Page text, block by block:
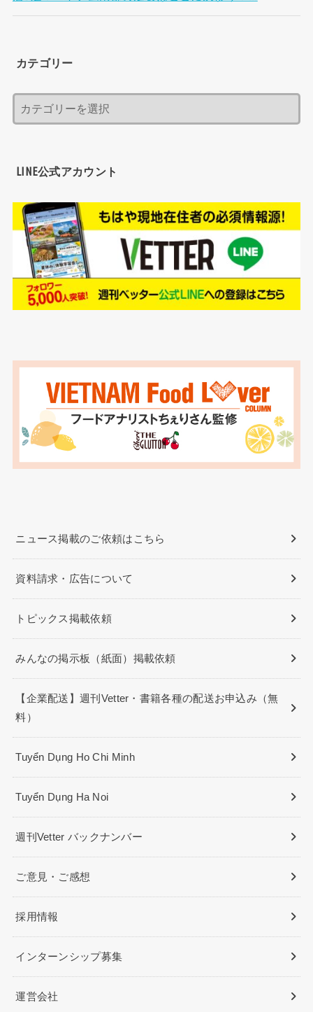
カテゴリー
LINE公式アカウント
ニュース掲載のご依頼はこちら
資料請求・広告について
トピックス掲載依頼
みんなの掲示板（紙面）掲載依頼
【企業配送】週刊Vetter・書籍各種の配送お申込み（無
料）
Tuyển Dụng Ho Chi Minh
Tuyển Dụng Ha Noi
週刊Vetter バックナンバー
ご意見・ご感想
採用情報
インターンシップ募集
運営会社